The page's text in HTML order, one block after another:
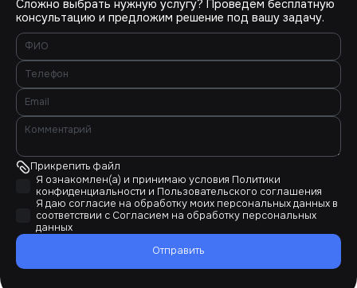
Сложно выбрать нужную услугу? Проведём бесплатную
консультацию и предложим решение под вашу задачу.
Прикрепить файл
Я ознакомлен(а) и принимаю условия Политики
конфиденциальности и Пользовательского соглашения
Я даю согласие на обработку моих персональных данных в
соответствии с Согласием на обработку персональных
данных
Отправить